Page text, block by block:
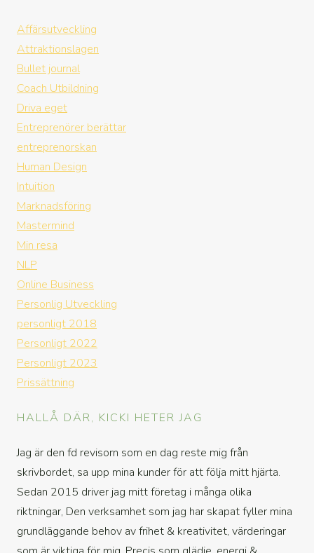
Affärsutveckling
Attraktionslagen
Bullet journal
Coach Utbildning
Driva eget
Entreprenörer berättar
entreprenorskan
Human Design
Intuition
Marknadsföring
Mastermind
Min resa
NLP
Online Business
Personlig Utveckling
personligt 2018
Personligt 2022
Personligt 2023
Prissättning
HALLÅ DÄR, KICKI HETER JAG
Jag är den fd revisorn som en dag reste mig från
skrivbordet, sa upp mina kunder för att följa mitt hjärta.
Sedan 2015 driver jag mitt företag i många olika
riktningar, Den verksamhet som jag har skapat fyller mina
grundläggande behov av frihet & kreativitet, värderingar